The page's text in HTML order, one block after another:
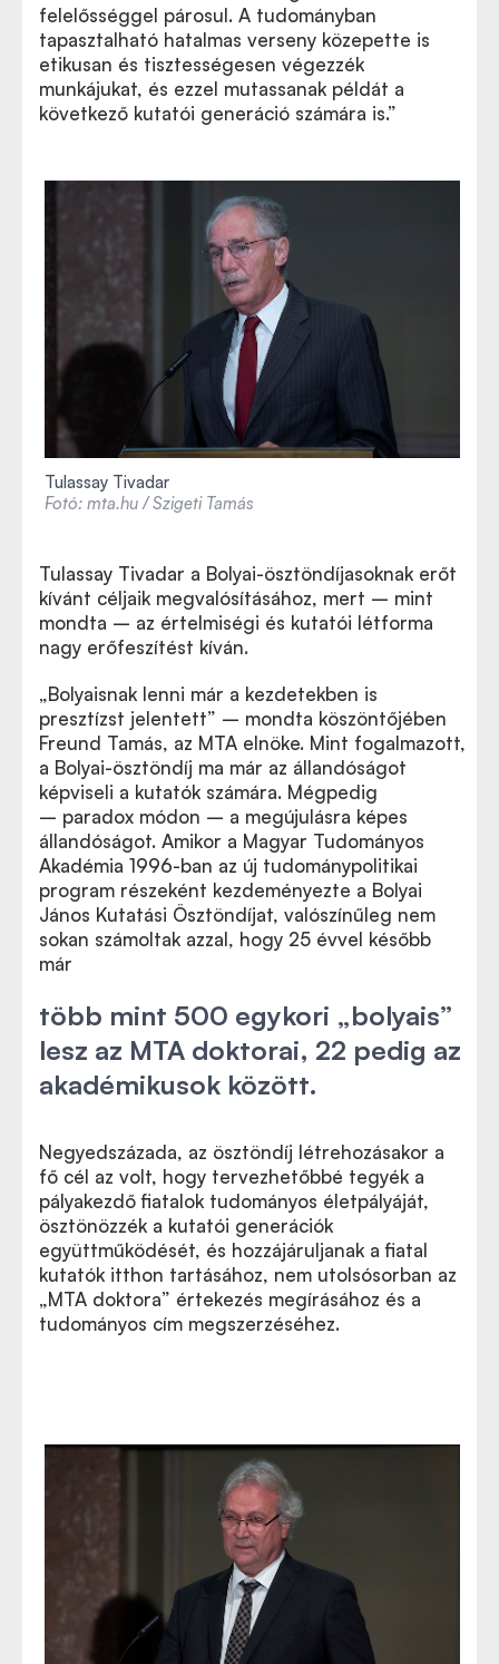
felelősséggel párosul. A tudományban
tapasztalható hatalmas verseny közepette is
etikusan és tisztességesen végezzék
munkájukat, és ezzel mutassanak példát a
következő kutatói generáció számára is.”
Tulassay Tivadar
Fotó: mta.hu / Szigeti Tamás
Tulassay Tivadar a Bolyai-ösztöndíjasoknak erőt
kívánt céljaik megvalósításához, mert – mint
mondta – az értelmiségi és kutatói létforma
nagy erőfeszítést kíván.
„Bolyaisnak lenni már a kezdetekben is
presztízst jelentett” – mondta köszöntőjében
Freund Tamás, az MTA elnöke. Mint fogalmazott,
a Bolyai-ösztöndíj ma már az állandóságot
képviseli a kutatók számára. Mégpedig
– paradox módon – a megújulásra képes
állandóságot. Amikor a Magyar Tudományos
Akadémia 1996-ban az új tudománypolitikai
program részeként kezdeményezte a Bolyai
János Kutatási Ösztöndíjat, valószínűleg nem
sokan számoltak azzal, hogy 25 évvel később
már
több mint 500 egykori „bolyais”
lesz az MTA doktorai, 22 pedig az
akadémikusok között.
Negyedszázada, az ösztöndíj létrehozásakor a
fő cél az volt, hogy tervezhetőbbé tegyék a
pályakezdő fiatalok tudományos életpályáját,
ösztönözzék a kutatói generációk
együttműködését, és hozzájáruljanak a fiatal
kutatók itthon tartásához, nem utolsósorban az
„MTA doktora” értekezés megírásához és a
tudományos cím megszerzéséhez.